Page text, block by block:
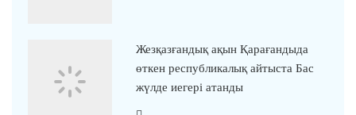
Жезқазғандық ақын Қарағандыда
өткен республикалық айтыста Бас
жүлде иегері атанды